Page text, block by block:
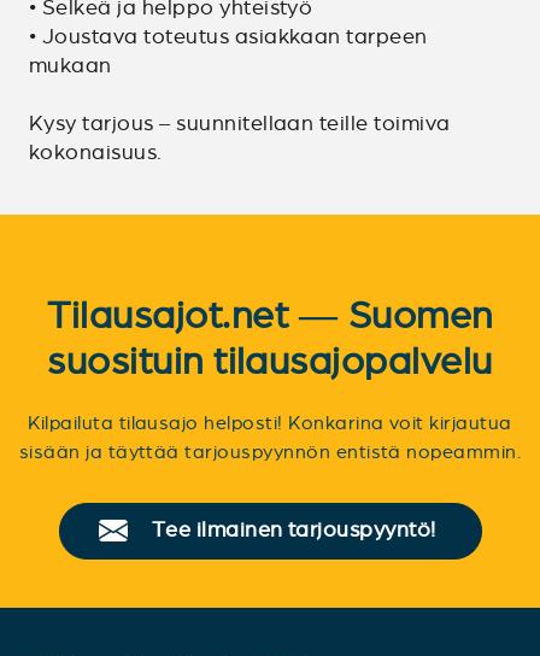
• Selkeä ja helppo yhteistyö
• Joustava toteutus asiakkaan tarpeen
mukaan
Kysy tarjous – suunnitellaan teille toimiva
kokonaisuus.
Tilausajot.net — Suomen
suosituin tilausajopalvelu
Kilpailuta tilausajo helposti! Konkarina voit kirjautua
sisään ja täyttää tarjouspyynnön entistä nopeammin.
Tee ilmainen tarjouspyyntö!